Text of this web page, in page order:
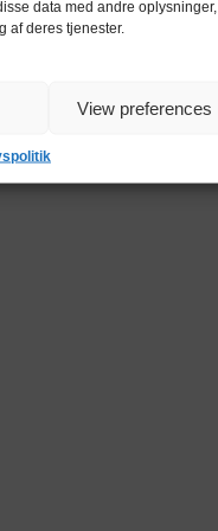
data med andre
af deres tjenester.
View preferences